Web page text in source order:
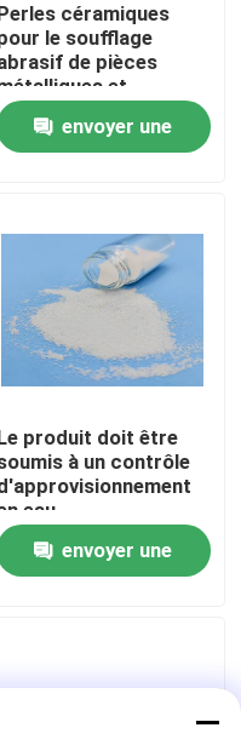
céramiques
le soufflage
de pièces
et
envoyer une
produit doit être
à un contrôle
eau.
envoyer une